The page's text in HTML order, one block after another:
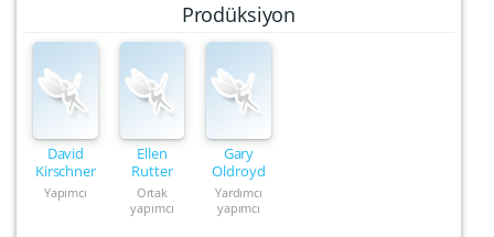
Prodüksiyon
David
Kirschner
Yapımcı
Ellen
Rutter
Ortak
yapımcı
Gary
Oldroyd
Yardımcı
yapımcı